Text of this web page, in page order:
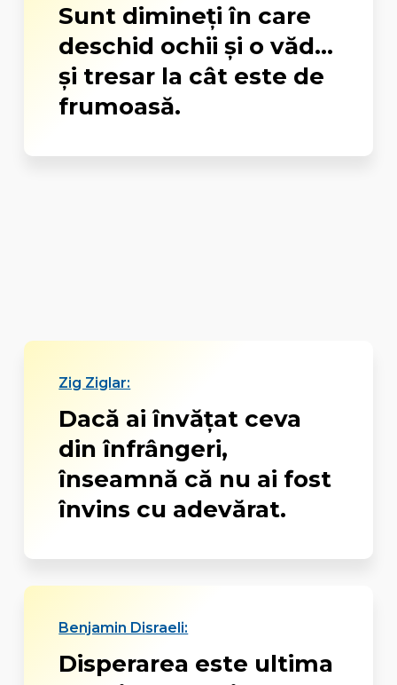
Sunt dimineţi în care
deschid ochii şi o văd...
şi tresar la cât este de
frumoasă.
Zig Ziglar:
Dacă ai învățat ceva
din înfrângeri,
înseamnă că nu ai fost
învins cu adevărat.
Benjamin Disraeli:
Disperarea este ultima